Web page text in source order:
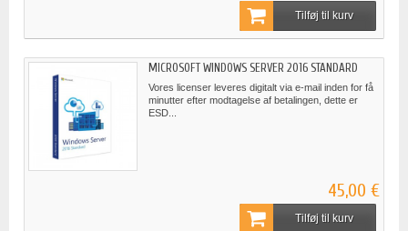
Tilføj til kurv
MICROSOFT WINDOWS SERVER 2016 STANDARD
Vores licenser leveres digitalt via e-mail inden for få
minutter efter modtagelse af betalingen, dette er
ESD...
45,00 €
Tilføj til kurv